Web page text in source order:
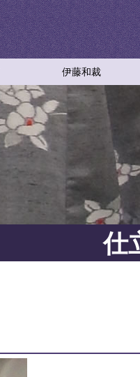
伊藤和裁
伊藤和裁
アクセスマップ
特定商取引法に基づく
和裁教室
伊藤和裁の成り立ちと
仕